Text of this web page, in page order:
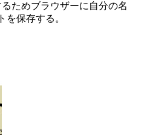
ためブラウザーに自分の名
を保存する。